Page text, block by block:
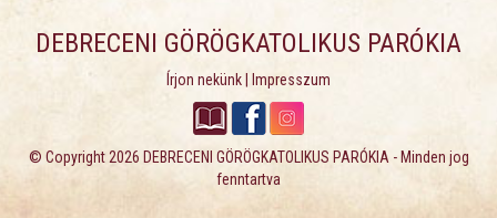
DEBRECENI GÖRÖGKATOLIKUS PARÓKIA
Írjon nekünk Impresszum
© Copyright 2026 DEBRECENI GÖRÖGKATOLIKUS PARÓKIA- Minden jog
fenntartva